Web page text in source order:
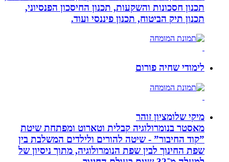
תכנון חסכונות והשקעות, תכנון החיסכון הפנסיוני,
תכנון תיק הביטוח, תכנון פיננסי ועוד.
לימודי שחיה פורום
מיקי שלומציון זוהר
מאסטר בנומרולוגיה קבלית וטארוט ומפתחת שיטת
”קוד החיבור” - שיטה להורים ולילדים המשלבת בין
שפת החינוך לבין שפת הנומרולוגיה, מתוך ניסיון של